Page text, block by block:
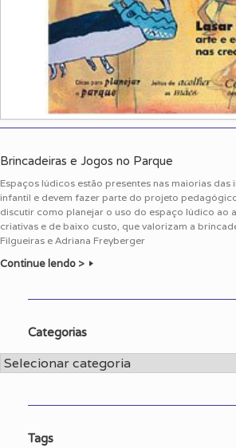
Brincadeiras e Jogos no Parque
Espaços lúdicos estão presentes nas maiorias das
infantil e devem fazer parte do projeto
discutir como planejar o uso do espaço lúdico ao
criativas e de baixo custo, que valorizam a
Filgueiras e Adriana Freyberger
Continue lendo >
Categorias
Categorias
Tags